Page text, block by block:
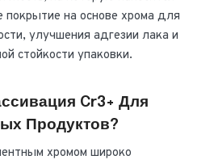
покрытие на основе хрома для
улучшения адгезии лака и
стойкости упаковки.
Cr3+ Для
Продуктов?
хромом широко